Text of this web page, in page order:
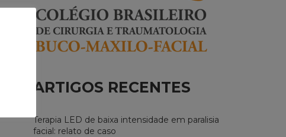
ARTIGOS RECENTES
Terapia LED de baixa intensidade em paralisia
facial: relato de caso